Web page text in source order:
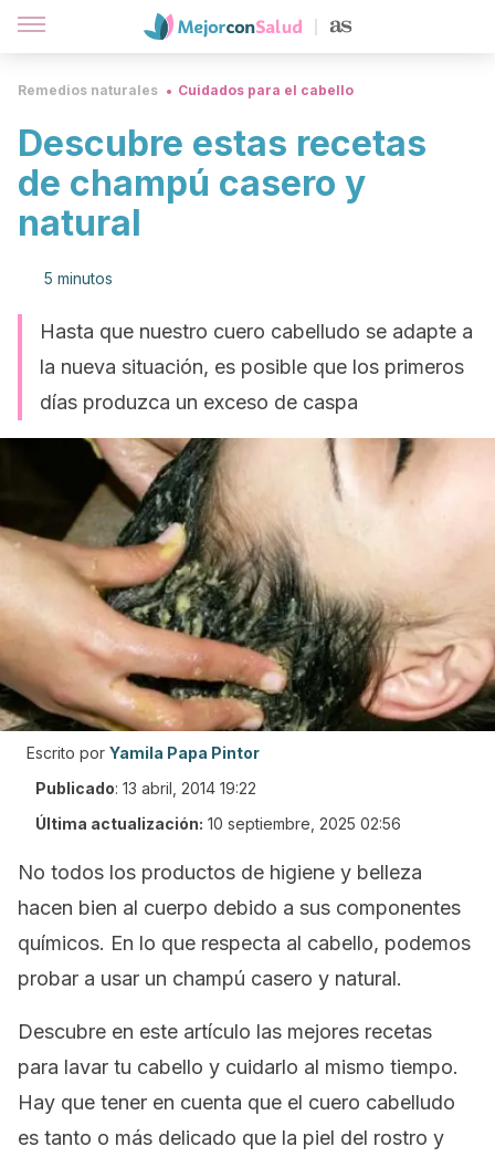
Remedios naturales Cuidados para el cabello
Descubre estas recetas
de champú casero y
natural
5 minutos
Hasta que nuestro cuero cabelludo se adapte a
la nueva situación, es posible que los primeros
días produzca un exceso de caspa
Escrito por Yamila Papa Pintor
Publicado: 13 abril, 2014 19:22
Última actualización: 10 septiembre, 2025 02:56
No todos los productos de higiene y belleza
hacen bien al cuerpo debido a sus componentes
químicos. En lo que respecta al cabello, podemos
probar a usar un champú casero y natural.
Descubre en este artículo las mejores recetas
para lavar tu cabello y cuidarlo al mismo tiempo.
Hay que tener en cuenta que el cuero cabelludo
es tanto o más delicado que la piel del rostro y